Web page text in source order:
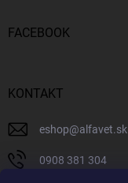
FACEBOOK
KONTAKT
eshop@alfavet.sk
0908 381 304